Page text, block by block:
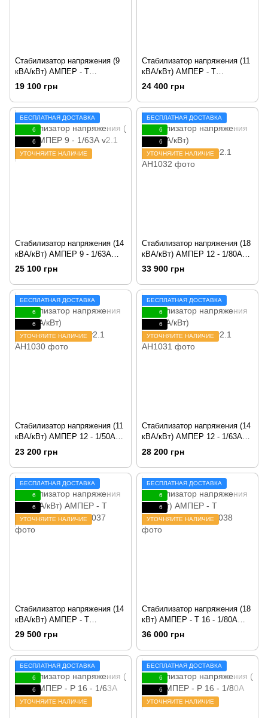
Стабилизатор напряжения (9
кВА/кВт) АМПЕР - Т
16 - 1/40А v2.1
19 100 грн
Стабилизатор напряжения (11
кВА/кВт) АМПЕР - Т
16 - 1/50А v2.1
24 400 грн
БЕСПЛАТНАЯ ДОСТАВКА
6
6
УТОЧНЯЙТЕ НАЛИЧИЕ
Стабилизатор напряжения (14
кВА/кВт) АМПЕР 9 - 1/63А
v2.1
25 100 грн
БЕСПЛАТНАЯ ДОСТАВКА
6
6
УТОЧНЯЙТЕ НАЛИЧИЕ
Стабилизатор напряжения (18
кВА/кВт) АМПЕР 12 - 1/80А
v2.1
33 900 грн
БЕСПЛАТНАЯ ДОСТАВКА
6
6
УТОЧНЯЙТЕ НАЛИЧИЕ
Стабилизатор напряжения (11
кВА/кВт) АМПЕР 12 - 1/50А
v2.1
23 200 грн
БЕСПЛАТНАЯ ДОСТАВКА
6
6
УТОЧНЯЙТЕ НАЛИЧИЕ
Стабилизатор напряжения (14
кВА/кВт) АМПЕР 12 - 1/63А
v2.1
28 200 грн
БЕСПЛАТНАЯ ДОСТАВКА
6
6
УТОЧНЯЙТЕ НАЛИЧИЕ
Стабилизатор напряжения (14
кВА/кВт) АМПЕР - Т
16 - 1/63А v2.1
29 500 грн
БЕСПЛАТНАЯ ДОСТАВКА
6
6
УТОЧНЯЙТЕ НАЛИЧИЕ
Стабилизатор напряжения (18
кВт) АМПЕР - Т 16 - 1/80А
v2.1
36 000 грн
БЕСПЛАТНАЯ ДОСТАВКА
6
6
УТОЧНЯЙТЕ НАЛИЧИЕ
БЕСПЛАТНАЯ ДОСТАВКА
6
6
УТОЧНЯЙТЕ НАЛИЧИЕ